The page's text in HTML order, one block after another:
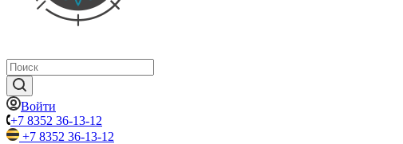
Войти
+7 8352 36-13-12
+7 8352 36-13-12